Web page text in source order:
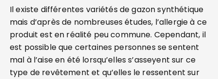
Il existe différentes variétés de gazon synthétique
mais d’après de nombreuses études, l’allergie à ce
produit est en réalité peu commune. Cependant, il
est possible que certaines personnes se sentent
mal à l’aise en été lorsqu’elles s’asseyent sur ce
type de revêtement et qu’elles le ressentent sur